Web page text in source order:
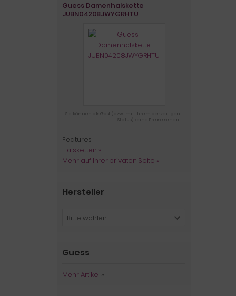
Guess Damenhalskette
JUBN04208JWYGRHTU
Sie können als Gast (bzw. mit Ihrem derzeitigen
Status) keine Preise sehen.
Features:
Halsketten »
Mehr auf Ihrer privaten Seite »
Hersteller
Bitte wählen
Guess
Mehr Artikel »